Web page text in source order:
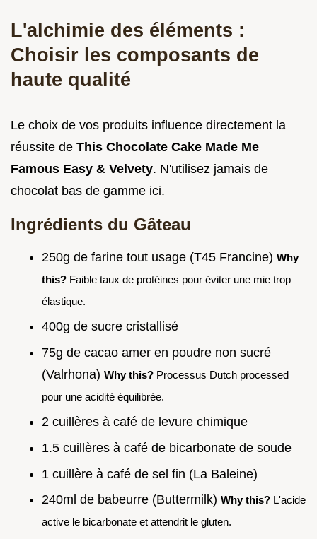
L'alchimie des éléments :
Choisir les composants de
haute qualité
Le choix de vos produits influence directement la
réussite de This Chocolate Cake Made Me
Famous Easy & Velvety. N'utilisez jamais de
chocolat bas de gamme ici.
Ingrédients du Gâteau
250g de farine tout usage (T45 Francine) Why
this? Faible taux de protéines pour éviter une mie trop
élastique.
400g de sucre cristallisé
75g de cacao amer en poudre non sucré
(Valrhona) Why this? Processus Dutch processed
pour une acidité équilibrée.
2 cuillères à café de levure chimique
1.5 cuillères à café de bicarbonate de soude
1 cuillère à café de sel fin (La Baleine)
240ml de babeurre (Buttermilk) Why this? L'acide
active le bicarbonate et attendrit le gluten.